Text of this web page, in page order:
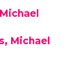
Michael